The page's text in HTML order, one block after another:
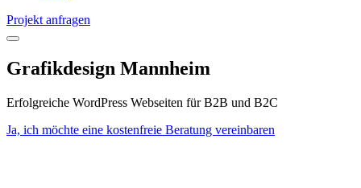
Projekt anfragen
open
Grafikdesign Mannheim
Erfolgreiche WordPress Webseiten für B2B und B2C
Ja, ich möchte eine kostenfreie Beratung vereinbaren